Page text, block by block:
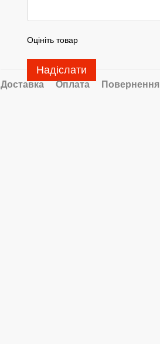
Оцініть товар
Надіслати
Доставка Оплата Повернення